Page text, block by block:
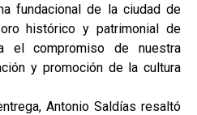
fundacional de la ciudad de
histórico y patrimonial de
el compromiso de nuestra
y promoción de la cultura
Antonio Saldías resaltó